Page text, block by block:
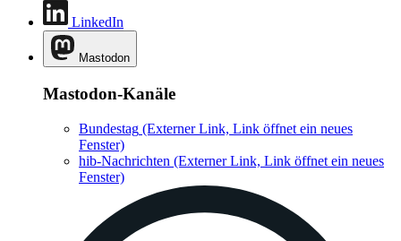
LinkedIn
Mastodon
Mastodon-Kanäle
Bundestag (Externer Link, Link öffnet ein neues
Fenster)
hib-Nachrichten (Externer Link, Link öffnet ein neues
Fenster)